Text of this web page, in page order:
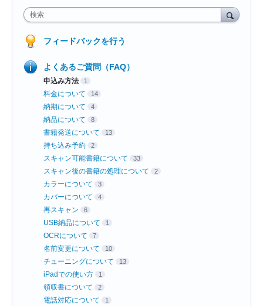
検索
フィードバックを行う
よくあるご質問（FAQ）
申込み方法 1
料金について 14
納期について 4
納品について 8
書籍発送について 13
持ち込み予約 2
スキャン可能書籍について 33
スキャン後の書籍の処理について 2
カラーについて 3
カバーについて 4
再スキャン 6
USB納品について 1
OCRについて 7
名前変更について 10
チューニングについて 13
iPadでの使い方 1
領収書について 2
電話対応について 1